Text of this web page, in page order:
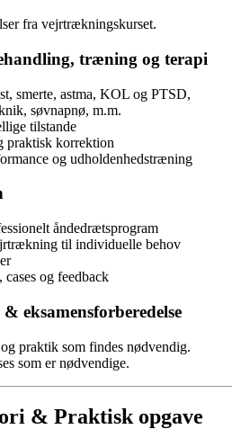
fra vejrtrækningskurset.
træning og terapi
smerte, astma, KOL og PTSD,
søvnapnø, m.m.
tilstande
praktisk korrektion
og udholdenhedstræning
åndedrætsprogram
til individuelle behov
cases og feedback
& eksamensforberedelse
praktik som findes nødvendig.
som er nødvendige.
& Praktisk opgave